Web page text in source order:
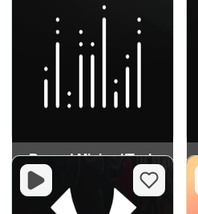
Record Minimal/Tech